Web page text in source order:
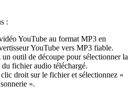
:
YouTube au format MP3 en
YouTube vers MP3 fiable.
outil de découpe pour sélectionner la
du fichier audio téléchargé.
droit sur le fichier et sélectionnez «
».